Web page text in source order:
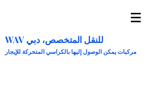
WAV للنقل المتخصص، دبي
مركبات يمكن الوصول إليها بالكراسي المتحركة للإيجار